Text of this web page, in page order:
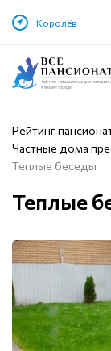
Королёв
Рейтинг
Частные дома
Теплые беседы
Теплые